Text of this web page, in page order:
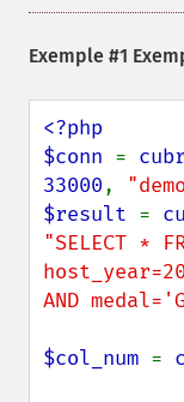
Exemple #1
<?php
$conn =
33000,
$result =
"SELECT *
AND
$col_num =